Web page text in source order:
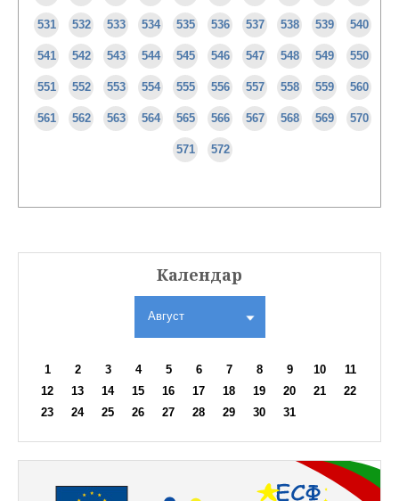
531 532 533 534 535 536 537 538 539 540
541 542 543 544 545 546 547 548 549 550
551 552 553 554 555 556 557 558 559 560
561 562 563 564 565 566 567 568 569 570
571 572
Календар
Август
1 2 3 4 5 6 7 8 9 10
11
12
13 14 15 16 17 18 19 20 21
22
23
24 25 26 27 28 29 30 31